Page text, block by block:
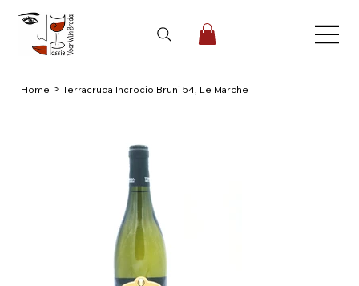
Home > Terracruda Incrocio Bruni 54, Le Marche